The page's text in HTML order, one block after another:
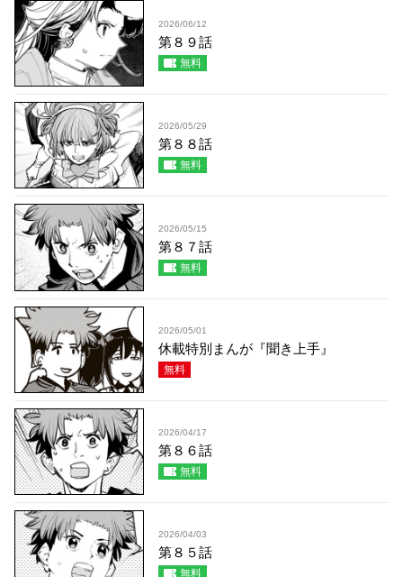
2026/06/12
第８９話
無料
2026/05/29
第８８話
無料
2026/05/15
第８７話
無料
2026/05/01
休載特別まんが『聞き上手』
無料
2026/04/17
第８６話
無料
2026/04/03
第８５話
無料